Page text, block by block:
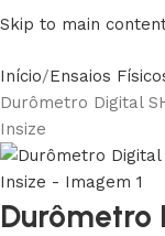
Skip to main
Início Ensaios
Durômetro Digital
Insize
Durômetro